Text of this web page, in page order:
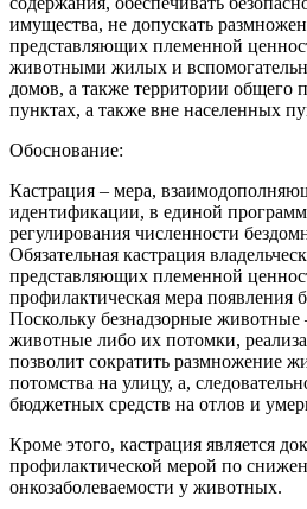
имущества, не допускать
представляющих племенной
животными жилых и
домов, а также территории общего
пунктах, а также вне населенных
Обоснование:
Кастрация – мера,
идентификации, в единой
регулирования численности
Обязательная кастрация
представляющих племенной
профилактическая мера появления
Поскольку безнадзорные
животные либо их потомки,
позволит сократить размножение
потомства на улицу, а,
бюджетных средств на отлов и
Кроме этого, кастрация является
профилактической мерой по
онкозаболеваемости у животных.